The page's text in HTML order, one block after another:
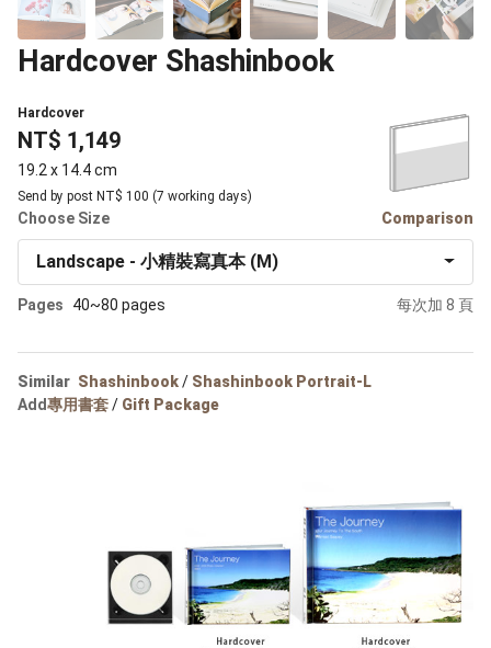
Hardcover Shashinbook
Hardcover
NT$ 1,149
19.2 x 14.4 cm
Send by post NT$ 100 (7 working days)
Choose Size Comparison
Landscape - 小精裝寫真本 (M)
Pages 40~80 pages 每次加 8 頁
Similar Shashinbook/ Shashinbook Portrait-L
Add專用書套/ Gift Package